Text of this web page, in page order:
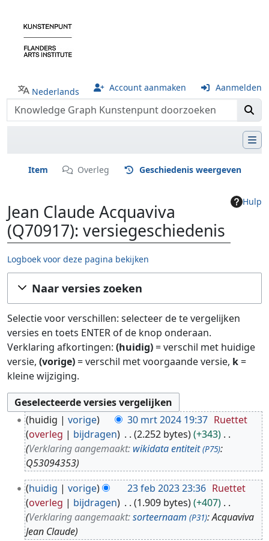
Nederlands Account aanmaken Aanmelden
Item Overleg Geschiedenis weergeven
Hulp
Jean Claude Acquaviva
(Q70917): versiegeschiedenis
Logboek voor deze pagina bekijken
Ga naar:navigatie,zoeken
Naar versies zoeken
Selectie voor verschillen: selecteer de te vergelijken
versies en toets ENTER of de knop onderaan.
Verklaring afkortingen: (huidig)= verschil met huidige
versie, (vorige)= verschil met voorgaande versie, k=
kleine wijziging.
huidig vorige 30 mrt 2024 19:37 Ruettet
overleg
bijdragen 2.252 bytes
+343
Verklaring aangemaakt: wikidata entiteit (P75):
Q53094353
huidig vorige 23 feb 2023 23:36 Ruettet
overleg
bijdragen 1.909 bytes
+407
Verklaring aangemaakt:sorteernaam (P31): Acquaviva
Jean Claude